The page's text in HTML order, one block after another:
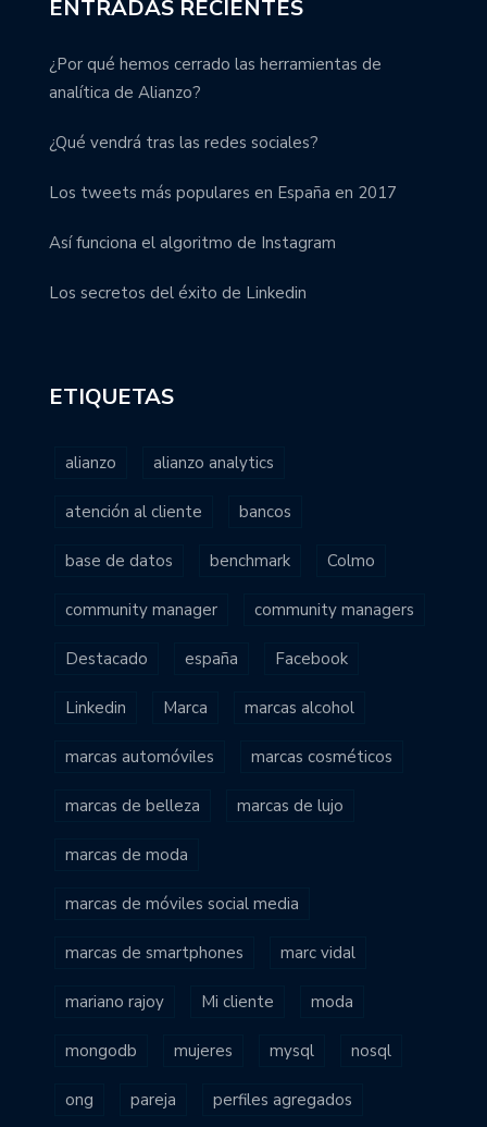
ENTRADAS RECIENTES
¿Por qué hemos cerrado las herramientas de
analítica de Alianzo?
¿Qué vendrá tras las redes sociales?
Los tweets más populares en España en 2017
Así funciona el algoritmo de Instagram
Los secretos del éxito de Linkedin
ETIQUETAS
alianzo alianzo analytics
atención al cliente bancos
base de datos benchmark Colmo
community manager community managers
Destacado españa Facebook
Linkedin Marca marcas alcohol
marcas automóviles marcas cosméticos
marcas de belleza marcas de lujo
marcas de moda
marcas de móviles social media
marcas de smartphones marc vidal
mariano rajoy Mi cliente moda
mongodb mujeres mysql nosql
ong pareja perfiles agregados